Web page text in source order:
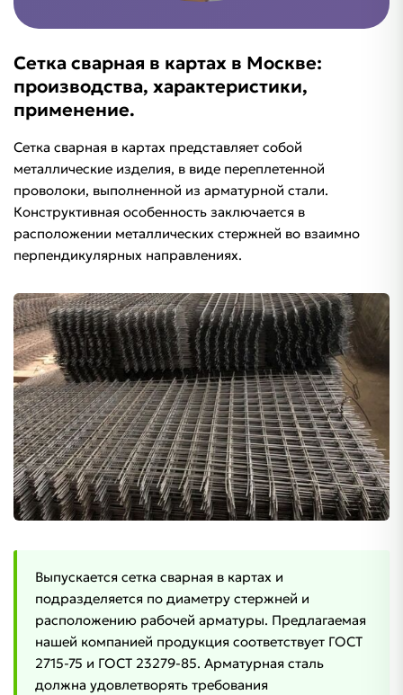
Сетка сварная в картах в Москве:
производства, характеристики,
применение.
Сетка сварная в картах представляет собой
металлические изделия, в виде переплетенной
проволоки, выполненной из арматурной стали.
Конструктивная особенность заключается в
расположении металлических стержней во взаимно
перпендикулярных направлениях.
Выпускается сетка сварная в картах и
подразделяется по диаметру стержней и
расположению рабочей арматуры. Предлагаемая
нашей компанией продукция соответствует ГОСТ
2715-75 и ГОСТ 23279-85. Арматурная сталь
должна удовлетворять требования